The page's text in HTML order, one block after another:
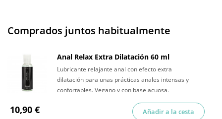
Comprados juntos habitualmente
Anal Relax Extra Dilatación 60 ml
Lubricante relajante anal con efecto extra
dilatación para unas prácticas anales intensas y
confortables. Vegano y con base acuosa.
10,90 € Añadir a la cesta